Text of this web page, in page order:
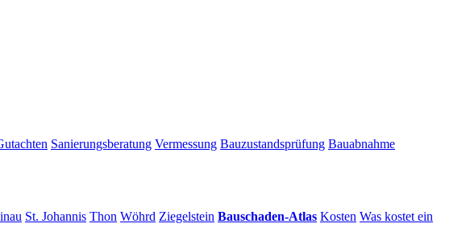
Sanierungsberatung Vermessung Bauzustandsprüfung Bauabnahme
St. Johannis Thon Wöhrd Ziegelstein Bauschaden-Atlas Kosten Was kostet ein